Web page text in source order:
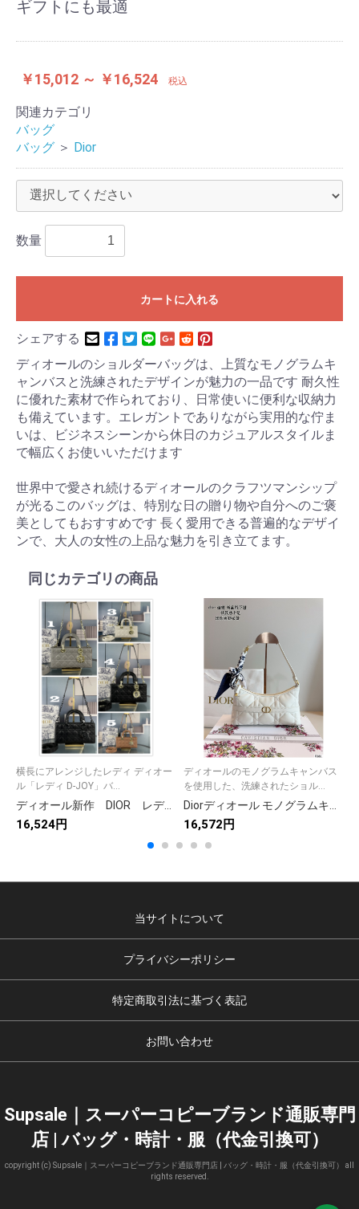
ギフトにも最適
￥15,012 ～ ￥16,524 税込
関連カテゴリ
バッグ
バッグ ＞ Dior
数量
カートに入れる
シェアする
ディオールのショルダーバッグは、上質なモノグラムキ
ャンバスと洗練されたデザインが魅力の一品です 耐久性
に優れた素材で作られており、日常使いに便利な収納力
も備えています。エレガントでありながら実用的な佇ま
いは、ビジネスシーンから休日のカジュアルスタイルま
で幅広くお使いいただけます
世界中で愛され続けるディオールのクラフツマンシップ
が光るこのバッグは、特別な日の贈り物や自分へのご褒
美としてもおすすめです 長く愛用できる普遍的なデザイ
ンで、大人の女性の上品な魅力を引き立てます。
同じカテゴリの商品
横長にアレンジしたレディ ディオー
ル「レディ D-JOY」バ...
ディオール新作 DIOR レディ ディオール ショルダーバッグ レディ D-JOY レザー 5色
16,524円
ディオールのモノグラムキャンバス
を使用した、洗練されたショル...
16,572円
当サイトについて
プライバシーポリシー
特定商取引法に基づく表記
お問い合わせ
Supsale｜スーパーコピーブランド通販専門
店 | バッグ・時計・服（代金引換可）
copyright (c) Supsale｜スーパーコピーブランド通販専門店 | バッグ・時計・服（代金引換可） all
rights reserved.